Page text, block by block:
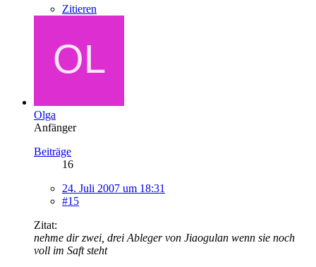
Zitieren
Olga
Anfänger
Beiträge
16
24. Juli 2007 um 18:31
#15
Zitat:
nehme dir zwei, drei Ableger von Jiaogulan wenn sie noch
voll im Saft steht